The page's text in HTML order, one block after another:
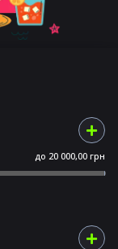
до 20 000,00 грн